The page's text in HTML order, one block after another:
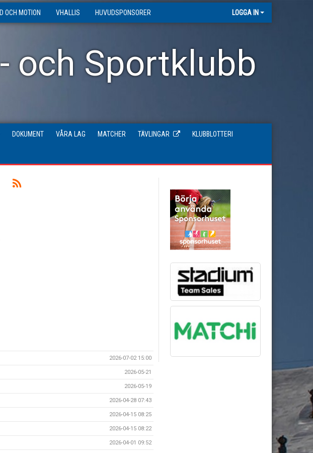
OCH MOTION VHALLIS HUVUDSPONSORER LOGGA IN
och Sportklubb
DOKUMENT VÅRA LAG MATCHER TÄVLINGAR KLUBBLOTTERI
2026-07-02 15:00
2026-05-21
2026-05-19
2026-04-28 07:43
2026-04-15 08:25
2026-04-15 08:22
2026-04-01 09:52